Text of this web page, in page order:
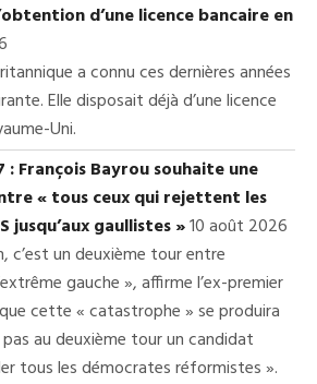
d’une licence bancaire en
a connu ces dernières années
Elle disposait déjà d’une licence
Uni.
: François Bayrou souhaite une
« tous ceux qui rejettent les
jusqu’aux gaullistes »10 août 2026
c’est un deuxième tour entre
gauche », affirme l’ex-premier
cette « catastrophe » se produira
au deuxième tour un candidat
tous les démocrates réformistes ».